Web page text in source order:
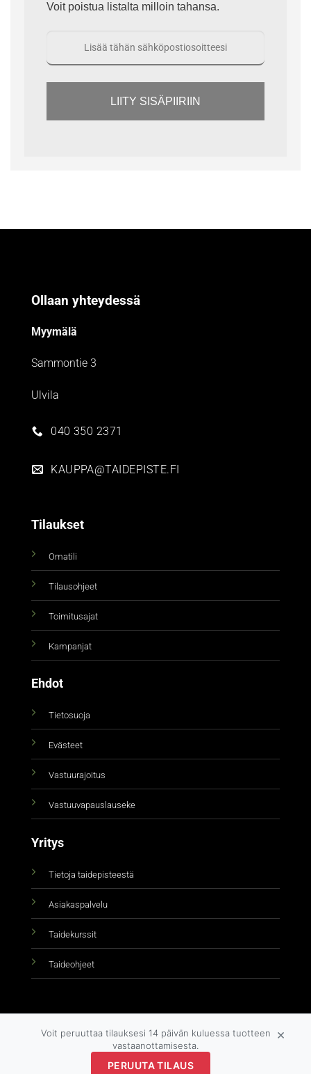
Voit poistua listalta milloin tahansa.
LIITY SISÄPIIRIIN
Ollaan yhteydessä
Myymälä
Sammontie 3
Ulvila
040 350 2371
KAUPPA@TAIDEPISTE.FI
Tilaukset
Omatili
Tilausohjeet
Toimitusajat
Kampanjat
Ehdot
Tietosuoja
Evästeet
Vastuurajoitus
Vastuuvapauslauseke
Yritys
Tietoja taidepisteestä
Asiakaspalvelu
Taidekurssit
Taideohjeet
Copyright 2026 ©taidepiste.fi
Voit peruuttaa tilauksesi 14 päivän kuluessa tuotteen
vastaanottamisesta.
PERUUTA TILAUS
×